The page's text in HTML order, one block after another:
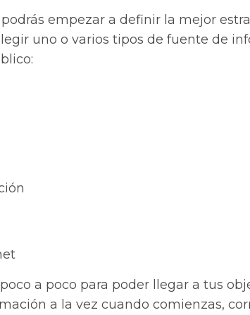
empezar a definir la mejor
uno o varios tipos de fuente de
a poco para poder llegar a tus
a la vez cuando comienzas,